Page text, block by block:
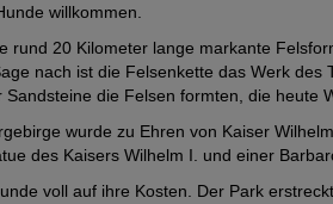
willkommen.
rund 20 Kilometer lange markante
nach ist die Felsenkette das Werk des
die Felsen formten, die heute
wurde zu Ehren von Kaiser
des Kaisers Wilhelm I. und einer
voll auf ihre Kosten. Der Park